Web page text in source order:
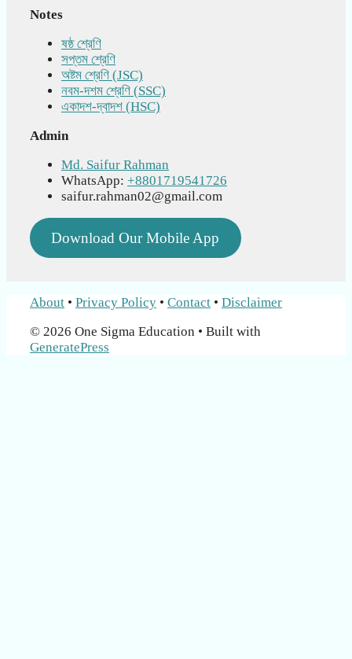
Notes
ষষ্ঠ শ্রেণি
সপ্তম শ্রেণি
অষ্টম শ্রেণি (JSC)
নবম-দশম শ্রেণি (SSC)
একাদশ-দ্বাদশ (HSC)
Admin
Md. Saifur Rahman
WhatsApp: +8801719541726
saifur.rahman02@gmail.com
Download Our Mobile App
About • Privacy Policy • Contact • Disclaimer
© 2026 One Sigma Education • Built with
GeneratePress